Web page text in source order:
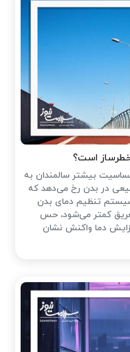
خطرساز است؟
بیشتر سالمندان به
در بدن رخ می‌دهد که
سیستم تنظیم دمای بدن
کمتر می‌شود، حس
دما واکنش نشان